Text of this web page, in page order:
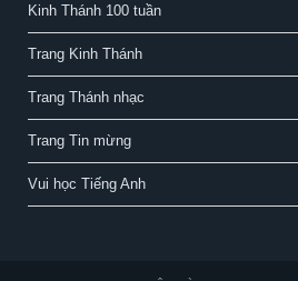
Kinh Thánh 100 tuần
Trang Kinh Thánh
Trang Thánh nhạc
Trang Tin mừng
Vui học Tiếng Anh